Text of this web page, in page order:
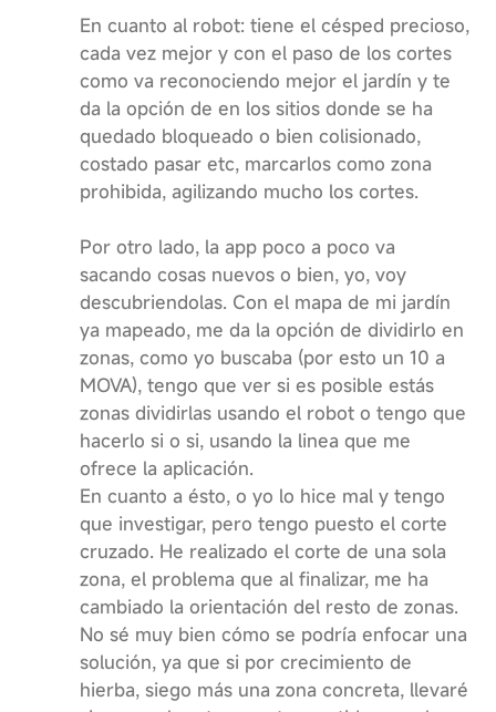
En cuanto al robot: tiene el césped precioso,
cada vez mejor y con el paso de los cortes
como va reconociendo mejor el jardín y te
da la opción de en los sitios donde se ha
quedado bloqueado o bien colisionado,
costado pasar etc, marcarlos como zona
prohibida, agilizando mucho los cortes.
Por otro lado, la app poco a poco va
sacando cosas nuevos o bien, yo, voy
descubriendolas. Con el mapa de mi jardín
ya mapeado, me da la opción de dividirlo en
zonas, como yo buscaba (por esto un 10 a
MOVA), tengo que ver si es posible estás
zonas dividirlas usando el robot o tengo que
hacerlo si o si, usando la linea que me
ofrece la aplicación.
En cuanto a ésto, o yo lo hice mal y tengo
que investigar, pero tengo puesto el corte
cruzado. He realizado el corte de una sola
zona, el problema que al finalizar, me ha
cambiado la orientación del resto de zonas.
No sé muy bien cómo se podría enfocar una
solución, ya que si por crecimiento de
hierba, siego más una zona concreta, llevaré